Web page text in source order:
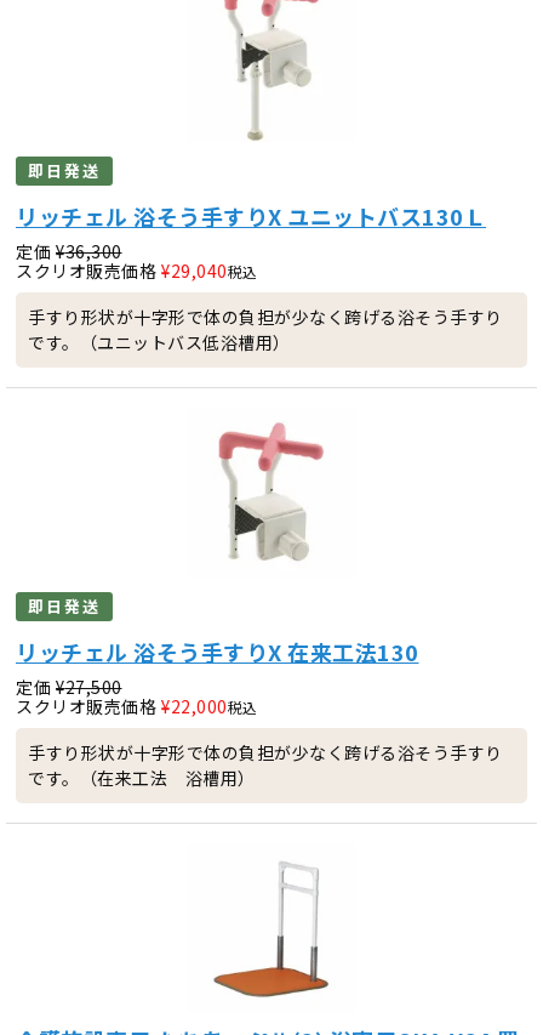
即日発送
リッチェル 浴そう手すりX ユニットバス130Ｌ
定価 ¥36,300
スクリオ販売価格 ¥29,040税込
手すり形状が十字形で体の負担が少なく跨げる浴そう手すり
です。（ユニットバス低浴槽用）
即日発送
リッチェル 浴そう手すりX 在来工法130
定価 ¥27,500
スクリオ販売価格 ¥22,000税込
手すり形状が十字形で体の負担が少なく跨げる浴そう手すり
です。（在来工法 浴槽用）